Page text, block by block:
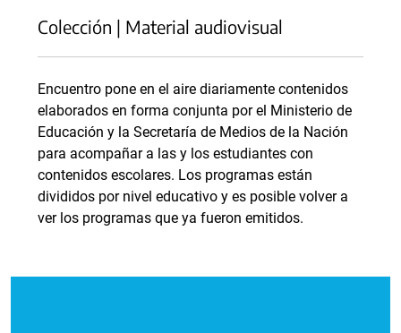
Colección | Material audiovisual
Encuentro pone en el aire diariamente contenidos
elaborados en forma conjunta por el Ministerio de
Educación y la Secretaría de Medios de la Nación
para acompañar a las y los estudiantes con
contenidos escolares. Los programas están
divididos por nivel educativo y es posible volver a
ver los programas que ya fueron emitidos.